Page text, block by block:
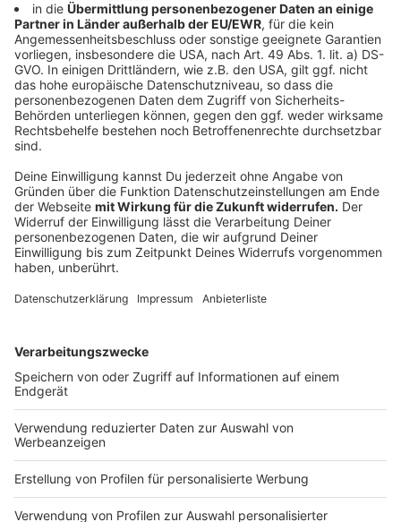
FDP 3,26 %
Die Linke 19,57 %
Die PARTEI 7,61 %
BSW 1,09 %
FREIE WÄHLER 0,00 %
Volt 0,00 %
18:27 Uhr: So sieht es aktuell bei der OB-Wahl aus
Felix Wolfgang Heinrichs, SPD: 41,57 %
Dr. Christof Wellens, CDU: 19,22 %
Marcel Klotz, GRÜNE: 4,90 %
Sebastian Merkens, Die Linke: 3,92 %
Martin Hans Sonneborn, Die PARTEI: 3,33 %
Michael Helmut Engel, Einzelbewerber: 1,96 %